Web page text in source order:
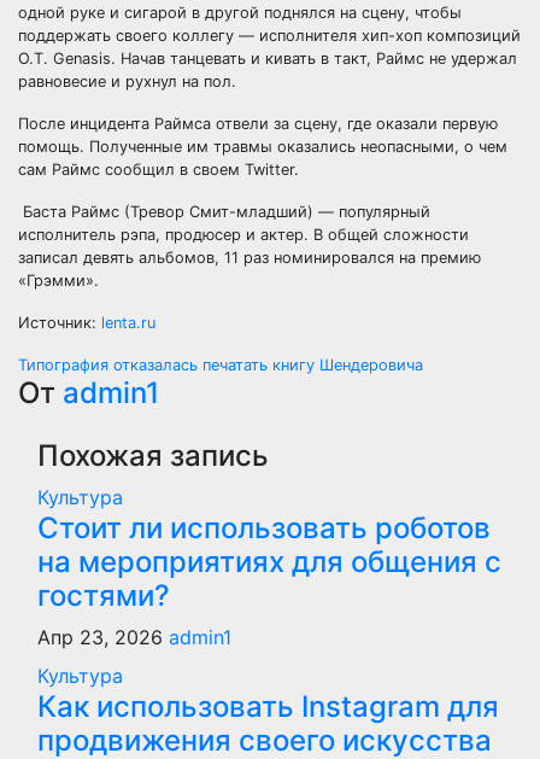
одной руке и сигарой в другой поднялся на сцену, чтобы
поддержать своего коллегу — исполнителя хип-хоп композиций
O.T. Genasis. Начав танцевать и кивать в такт, Раймс не удержал
равновесие и рухнул на пол.
После инцидента Раймса отвели за сцену, где оказали первую
помощь. Полученные им травмы оказались неопасными, о чем
сам Раймс сообщил в своем Twitter.
Баста Раймс (Тревор Смит-младший) — популярный
исполнитель рэпа, продюсер и актер. В общей сложности
записал девять альбомов, 11 раз номинировался на премию
«Грэмми».
Источник: lenta.ru
Навигация
по
записям
Типография отказалась печатать книгу Шендеровича
От admin1
Похожая запись
Культура
Стоит ли использовать роботов
на мероприятиях для общения с
гостями?
Апр 23, 2026 admin1
Культура
Как использовать Instagram для
продвижения своего искусства